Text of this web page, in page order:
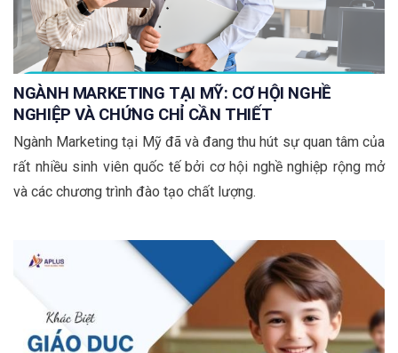
NGÀNH MARKETING TẠI MỸ: CƠ HỘI NGHỀ
NGHIỆP VÀ CHỨNG CHỈ CẦN THIẾT
Ngành Marketing tại Mỹ đã và đang thu hút sự quan tâm của
rất nhiều sinh viên quốc tế bởi cơ hội nghề nghiệp rộng mở
và các chương trình đào tạo chất lượng.